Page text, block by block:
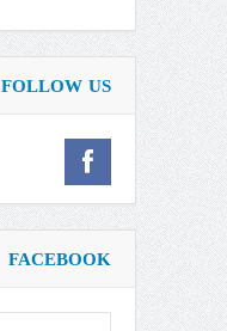
FOLLOW US
FACEBOOK